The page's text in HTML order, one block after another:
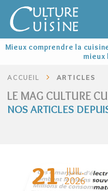
Mieux comprendre la
mieux
LE MAG CULTURE
NOS ARTICLES
ACCUEIL ARTICLES
21 JUIL.
2026